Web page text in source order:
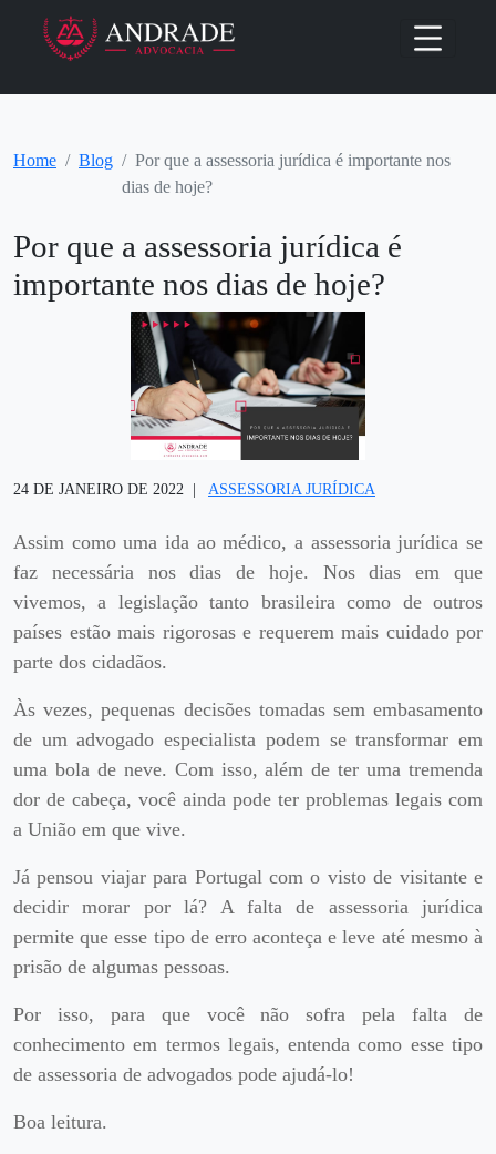
Home Blog
Por que a assessoria jurídica é importante nos
dias de hoje?
Por que a assessoria jurídica é
importante nos dias de hoje?
24 DE JANEIRO DE 2022 ASSESSORIA JURÍDICA
Assim como uma ida ao médico, a assessoria jurídica se
faz necessária nos dias de hoje. Nos dias em que
vivemos, a legislação tanto brasileira como de outros
países estão mais rigorosas e requerem mais cuidado por
parte dos cidadãos.
Às vezes, pequenas decisões tomadas sem embasamento
de um advogado especialista podem se transformar em
uma bola de neve. Com isso, além de ter uma tremenda
dor de cabeça, você ainda pode ter problemas legais com
a União em que vive.
Já pensou viajar para Portugal com o visto de visitante e
decidir morar por lá? A falta de assessoria jurídica
permite que esse tipo de erro aconteça e leve até mesmo à
prisão de algumas pessoas.
Por isso, para que você não sofra pela falta de
conhecimento em termos legais, entenda como esse tipo
de assessoria de advogados pode ajudá-lo!
Boa leitura.